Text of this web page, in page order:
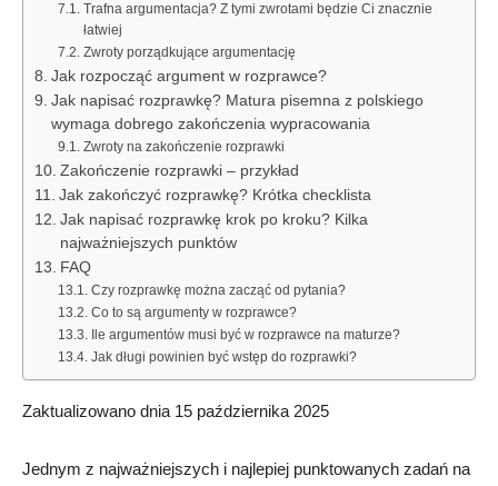
Trafna argumentacja? Z tymi zwrotami będzie Ci znacznie
łatwiej
Zwroty porządkujące argumentację
Jak rozpocząć argument w rozprawce?
Jak napisać rozprawkę? Matura pisemna z polskiego
wymaga dobrego zakończenia wypracowania
Zwroty na zakończenie rozprawki
Zakończenie rozprawki – przykład
Jak zakończyć rozprawkę? Krótka checklista
Jak napisać rozprawkę krok po kroku? Kilka
najważniejszych punktów
FAQ
Czy rozprawkę można zacząć od pytania?
Co to są argumenty w rozprawce?
Ile argumentów musi być w rozprawce na maturze?
Jak długi powinien być wstęp do rozprawki?
Zaktualizowano dnia 15 października 2025
Jednym z najważniejszych i najlepiej punktowanych zadań na